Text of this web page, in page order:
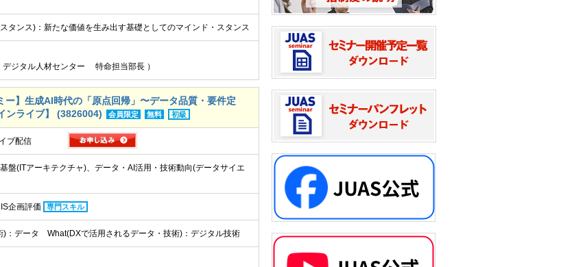
ンス)：新たな価値を生み出す基礎としてのマインド・スタンス
ジタル人材センター 特命担当部長 ）
ー】生成AI時代の「原点回帰」〜データ品質・要件定
ンライブ】 (3826004)
会員限定 無料 初級
ブ配信
盤(ITアーキテクチャ)、データ・AI活用・技術動向(データサイエ
企画評価 専門スキル
)：データ What(DXで活用されるデータ・技術)：デジタル技術